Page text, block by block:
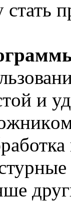
стать
и